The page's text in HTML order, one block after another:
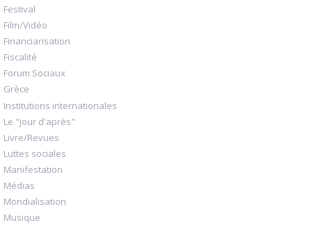
Festival
Film/Vidéo
Financiarisation
Fiscalité
Forum Sociaux
Grèce
Institutions internationales
Le "jour d'après"
Livre/Revues
Luttes sociales
Manifestation
Médias
Mondialisation
Musique